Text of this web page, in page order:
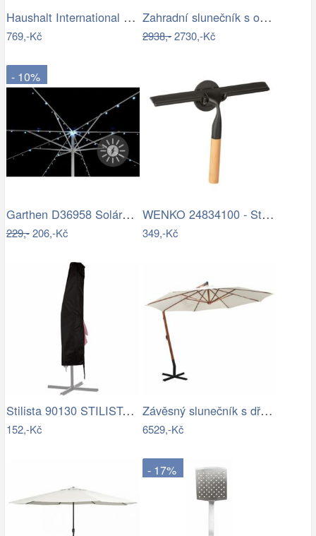
Haushalt International Stínící…
769,-Kč
Zahradní slunečník s osvětlením PL-882,…
2938,-2730,-Kč
- 10%
Garthen D36958 Solární blikající řetěz…
229,-206,-Kč
WENKO 24834100 - Stěrka BAMBUSa 24,5x17…
349,-Kč
Stilista 90130 STILISTA Obal na 350 cm…
152,-Kč
Závěsný slunečník s dřevěnou tyčí Ø 350…
6529,-Kč
- 17%